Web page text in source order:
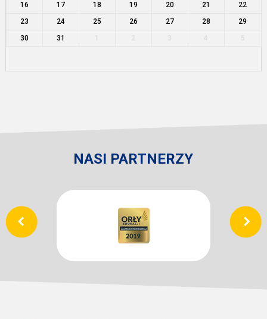
16
17 18 19 20 21
22
23
24 25 26 27 28
29
30
31
NASI PARTNERZY